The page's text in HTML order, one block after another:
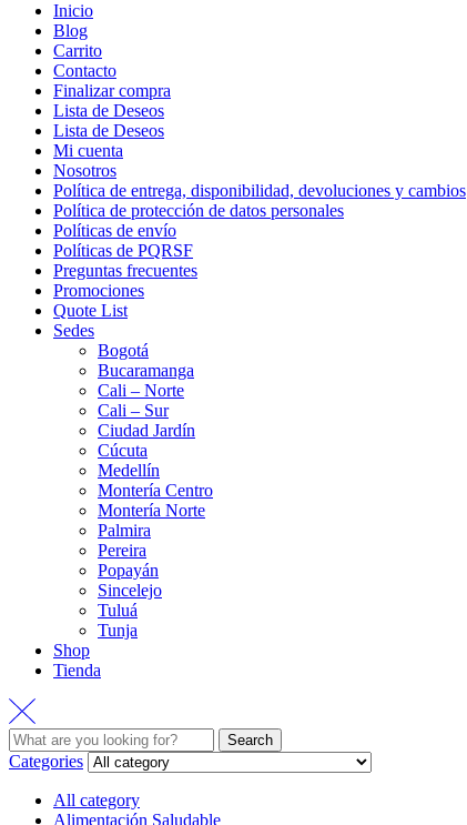
Inicio
Blog
Carrito
Contacto
Finalizar compra
Lista de Deseos
Lista de Deseos
Mi cuenta
Nosotros
Política de entrega, disponibilidad, devoluciones y cambios
Política de protección de datos personales
Políticas de envío
Políticas de PQRSF
Preguntas frecuentes
Promociones
Quote List
Sedes
Bogotá
Bucaramanga
Cali – Norte
Cali – Sur
Ciudad Jardín
Cúcuta
Medellín
Montería Centro
Montería Norte
Palmira
Pereira
Popayán
Sincelejo
Tuluá
Tunja
Shop
Tienda
Search
Categories
All category
Alimentación Saludable